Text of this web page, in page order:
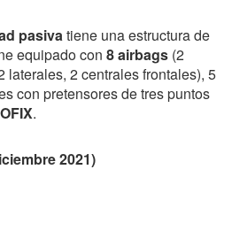
pasivatiene una estructura de
equipado con 8 airbags (2
laterales, 2 centrales frontales), 5
con pretensores de tres puntos
.
2021)